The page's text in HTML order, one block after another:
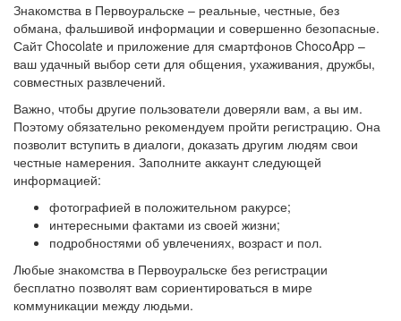
Знакомства в Первоуральске – реальные, честные, без
обмана, фальшивой информации и совершенно безопасные.
Сайт Chocolate и приложение для смартфонов ChocoApp –
ваш удачный выбор сети для общения, ухаживания, дружбы,
совместных развлечений.
Важно, чтобы другие пользователи доверяли вам, а вы им.
Поэтому обязательно рекомендуем пройти регистрацию. Она
позволит вступить в диалоги, доказать другим людям свои
честные намерения. Заполните аккаунт следующей
информацией:
фотографией в положительном ракурсе;
интересными фактами из своей жизни;
подробностями об увлечениях, возраст и пол.
Любые знакомства в Первоуральске без регистрации
бесплатно позволят вам сориентироваться в мире
коммуникации между людьми.